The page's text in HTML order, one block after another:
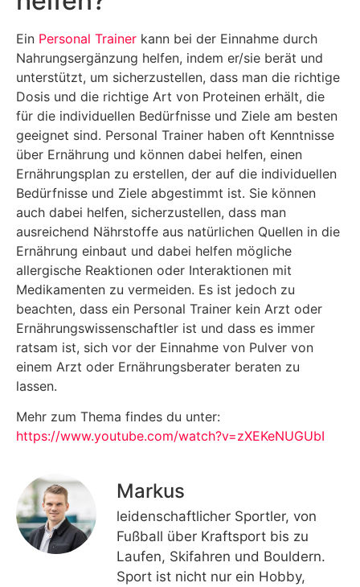
Ein Personal Trainer kann bei der Einnahme durch
Nahrungsergänzung helfen, indem er/sie berät und
unterstützt, um sicherzustellen, dass man die richtige
Dosis und die richtige Art von Proteinen erhält, die
für die individuellen Bedürfnisse und Ziele am besten
geeignet sind. Personal Trainer haben oft Kenntnisse
über Ernährung und können dabei helfen, einen
Ernährungsplan zu erstellen, der auf die individuellen
Bedürfnisse und Ziele abgestimmt ist. Sie können
auch dabei helfen, sicherzustellen, dass man
ausreichend Nährstoffe aus natürlichen Quellen in die
Ernährung einbaut und dabei helfen mögliche
allergische Reaktionen oder Interaktionen mit
Medikamenten zu vermeiden. Es ist jedoch zu
beachten, dass ein Personal Trainer kein Arzt oder
Ernährungswissenschaftler ist und dass es immer
ratsam ist, sich vor der Einnahme von Pulver von
einem Arzt oder Ernährungsberater beraten zu
lassen.
Mehr zum Thema findes du unter:
https://www.youtube.com/watch?v=zXEKeNUGUbI
Markus
leidenschaftlicher Sportler, von
Fußball über Kraftsport bis zu
Laufen, Skifahren und Bouldern.
Sport ist nicht nur ein Hobby,